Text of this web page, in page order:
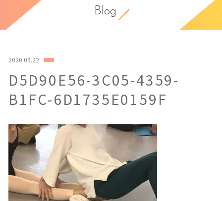
Blog
2020.09.22
D5D90E56-3C05-4359-
B1FC-6D1735E0159F